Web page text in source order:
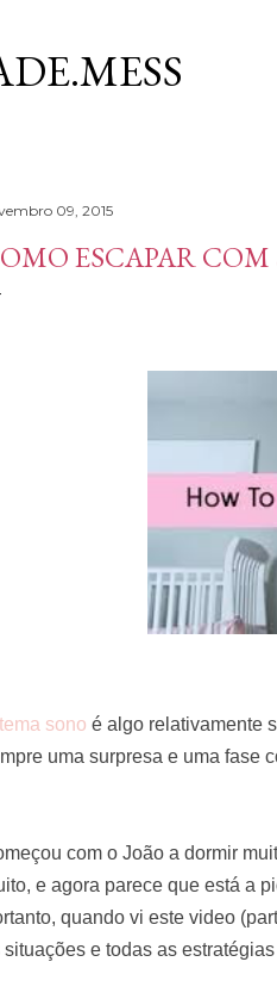
09, 2015
ESCAPAR COM
tema sono é algo relativamente
uma surpresa e uma fase
com o João a dormir
e agora parece que está a
quando vi este video
situações e todas as